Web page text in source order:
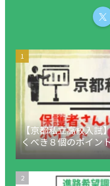
【京都私立高校入試
くべき８個のポイン